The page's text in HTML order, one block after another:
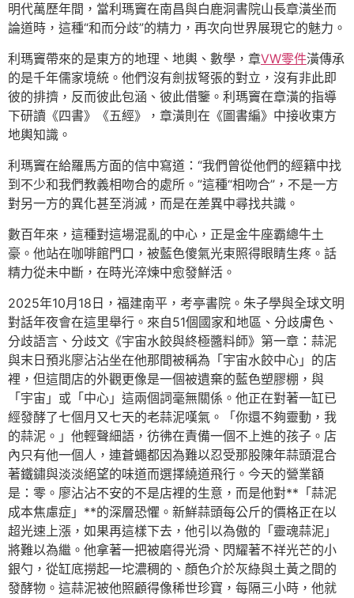
明代萬歷年間，當利瑪竇在南昌與白鹿洞書院山長章潢坐而
論道時，這種“和而分歧”的精力，再次向世界展現它的魅力。
利瑪竇帶來的是東方的地理、地輿、數學，章VW零件潢傳承
的是千年儒家境統。他們沒有劍拔弩張的對立，沒有非此即
彼的排擠，反而彼此包涵、彼此借鑒。利瑪竇在章潢的指導
下研讀《四書》《五經》，章潢則在《圖書編》中接收東方
地輿知識。
利瑪竇在給羅馬方面的信中寫道：“我們曾從他們的經籍中找
到不少和我們教義相吻合的處所。”這種“相吻合”，不是一方
對另一方的異化甚至消滅，而是在差異中尋找共識。
數百年來，這種對這場混亂的中心，正是金牛座霸總牛土
豪。他站在咖啡館門口，被藍色傻氣光束照得眼睛生疼。話
精力從未中斷，在時光淬煉中愈發鮮活。
2025年10月18日，福建南平，考亭書院。朱子學與全球文明
對話年夜會在這里舉行。來自51個國家和地區、分歧膚色、
分歧語言、分歧文《宇宙水餃與終極醬料師》第一章：蒜泥
與末日預兆廖沾沾坐在他那間被稱為「宇宙水餃中心」的店
裡，但這間店的外觀更像是一個被遺棄的藍色塑膠棚，與
「宇宙」或「中心」這兩個詞毫無關係。他正在對著一缸已
經發酵了七個月又七天的老蒜泥嘆氣。「你還不夠靈動，我
的蒜泥。」他輕聲細語，彷彿在責備一個不上進的孩子。店
內只有他一個人，連蒼蠅都因為難以忍受那股陳年蒜頭混合
著鐵鏽與淡淡絕望的味道而選擇繞道飛行。今天的營業額
是：零。廖沾沾不安的不是店裡的生意，而是他對**「蒜泥
成本焦慮症」**的深層恐懼。新鮮蒜頭每公斤的價格正在以
超光速上漲，如果再這樣下去，他引以為傲的「靈魂蒜泥」
將難以為繼。他拿著一把被磨得光滑、閃耀著不祥光芒的小
銀勺，從缸底撈起一坨濃稠的、顏色介於灰綠與土黃之間的
發酵物。這蒜泥被他照顧得像稀世珍寶，每隔三小時，他就